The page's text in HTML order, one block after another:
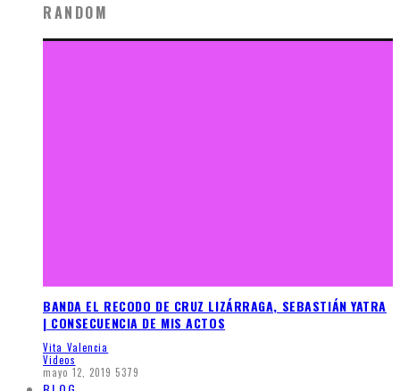
RANDOM
BANDA EL RECODO DE CRUZ LIZÁRRAGA, SEBASTIÁN YATRA
| CONSECUENCIA DE MIS ACTOS
Vita Valencia
Videos
mayo 12, 2019 5379